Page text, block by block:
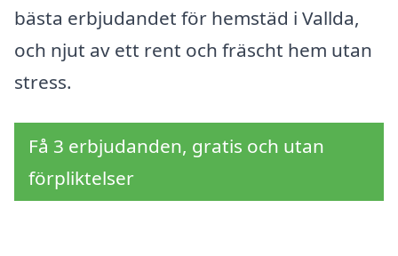
bästa erbjudandet för hemstäd i Vallda,
och njut av ett rent och fräscht hem utan
stress.
Få 3 erbjudanden, gratis och utan
förpliktelser